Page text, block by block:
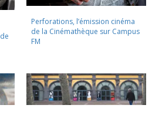
Perforations, l’émission cinéma
de la Cinémathèque sur Campus
FM